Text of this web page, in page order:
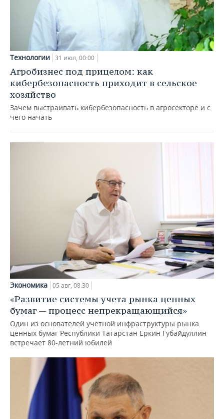
Технологии 31 июл, 00:00
Агробизнес под прицелом: как
кибербезопасность приходит в сельское
хозяйство
Зачем выстраивать кибербезопасность в агросекторе и с
чего начать
Экономика 05 авг, 08:30
«Развитие системы учета рынка ценных
бумаг — процесс непрекращающийся»
Один из основателей учетной инфраструктуры рынка
ценных бумаг Республики Татарстан Еркин Губайдуллин
встречает 80-летний юбилей